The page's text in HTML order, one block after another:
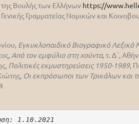
της Βουλής των Ελλήνων https://
Γενικής Γραμματείας Νομικών και
Εγκυκλοπαιδικό Βιογραφικό Λεξικό
Από τον εμφύλιο στη χούντα, τ. Δ΄,
Πολιτικές εκμυστηρεύσεις 1950-1989,
Οι εκπρόσωποι των Τρικάλων και
1.10.2021